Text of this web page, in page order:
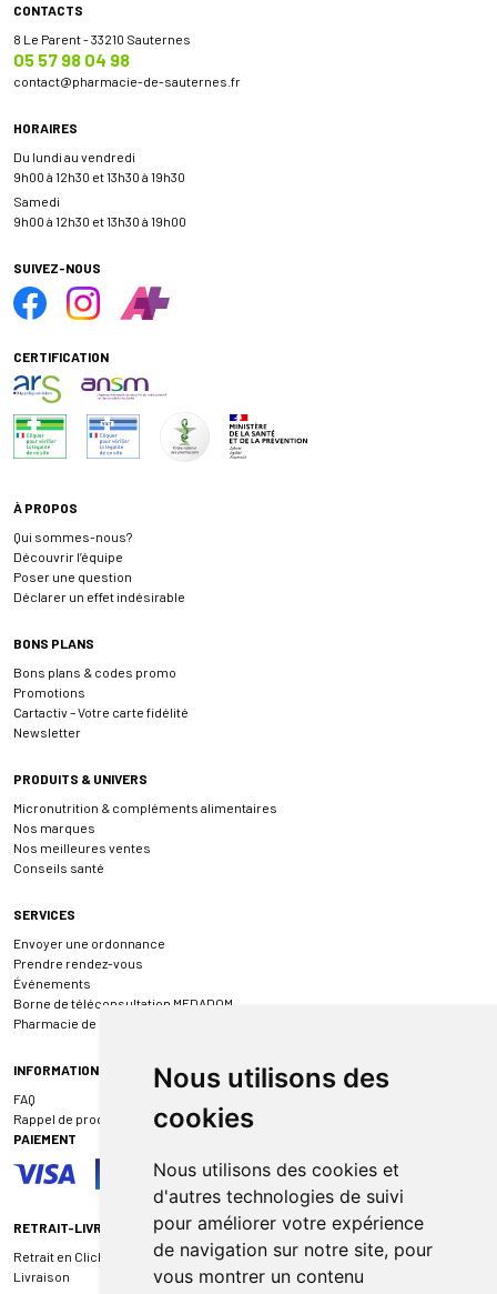
Nous utilisons des
cookies
Nous utilisons des cookies et
d'autres technologies de suivi
pour améliorer votre expérience
de navigation sur notre site, pour
vous montrer un contenu
CONTACTS
8 Le Parent - 33210 Sauternes
05 57 98 04 98
contact@pharmacie-de-sauternes.fr
HORAIRES
Du lundi au vendredi
9h00 à 12h30 et 13h30 à 19h30
Samedi
9h00 à 12h30 et 13h30 à 19h00
SUIVEZ-NOUS
CERTIFICATION
À PROPOS
Qui sommes-nous?
Découvrir l’équipe
Poser une question
Déclarer un effet indésirable
BONS PLANS
Bons plans & codes promo
Promotions
Cartactiv – Votre carte fidélité
Newsletter
PRODUITS & UNIVERS
Micronutrition & compléments alimentaires
Nos marques
Nos meilleures ventes
Conseils santé
SERVICES
Envoyer une ordonnance
Prendre rendez-vous
Événements
Borne de téléconsultation MEDADOM
Pharmacie de garde
INFORMATIONS
FAQ
Rappel de produit
PAIEMENT
RETRAIT-LIVRAISON
Retrait en Click & Collect
Livraison